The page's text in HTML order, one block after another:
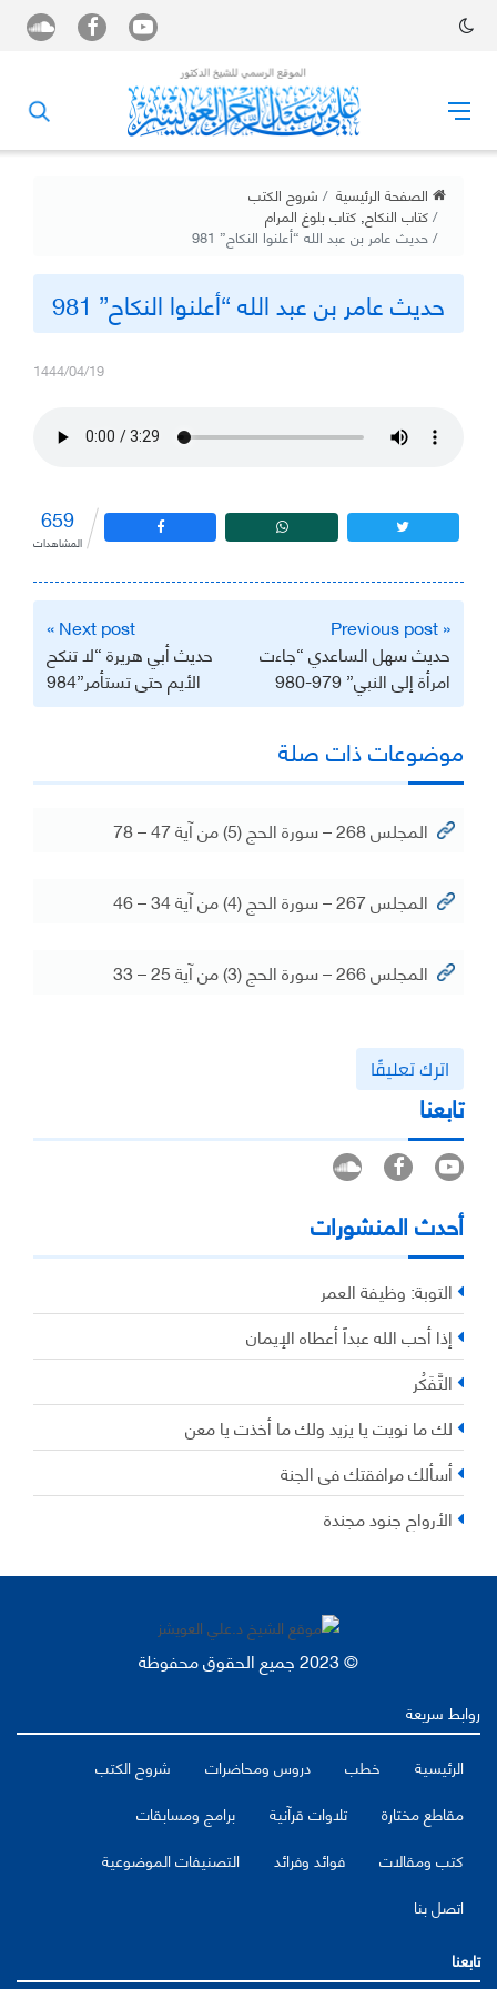
الصفحة الرئيسية شروح الكتب
كتاب النكاح, كتاب بلوغ المرام
حديث عامر بن عبد الله “أعلنوا النكاح” 981
حديث عامر بن عبد الله “أعلنوا النكاح” 981
1444/04/19
659
المشاهدات
تصفّح
المقالات
« Previous post
حديث سهل الساعدي “جاءت
امرأة إلى النبي” 979-980
Next post »
حديث أبي هريرة “لا تنكح
الأيم حتى تستأمر”984
موضوعات ذات صلة
المجلس 268 – سورة الحج (5) من آية 47 – 78
المجلس 267 – سورة الحج (4) من آية 34 – 46
المجلس 266 – سورة الحج (3) من آية 25 – 33
اترك تعليقًا
تابعنا
أحدث المنشورات
التوبة: وظيفة العمر
إذا أحب الله عبداً أعطاه الإيمان
التَّفَكُر
لك ما نويت يا يزيد ولك ما أخذت يا معن
أسألك مرافقتك في الجنة
الأرواح جنود مجندة
© 2023 جميع الحقوق محفوظة
روابط سريعة
الرئيسية
خطب دروس ومحاضرات
شروح الكتب
مقاطع مختارة
تلاوات قرآنية
برامج ومسابقات
كتب ومقالات
فوائد وفرائد
التصنيفات الموضوعية
اتصل بنا
تابعنا